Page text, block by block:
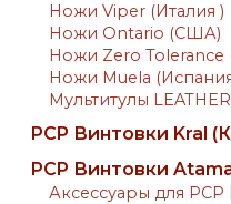
Ножи Viper (Италия )
Ножи Ontario (США)
Ножи Zero
Ножи Muela
Мультитулы
PCP Винтовки Kral
PCP Винтовки
Аксессуары для